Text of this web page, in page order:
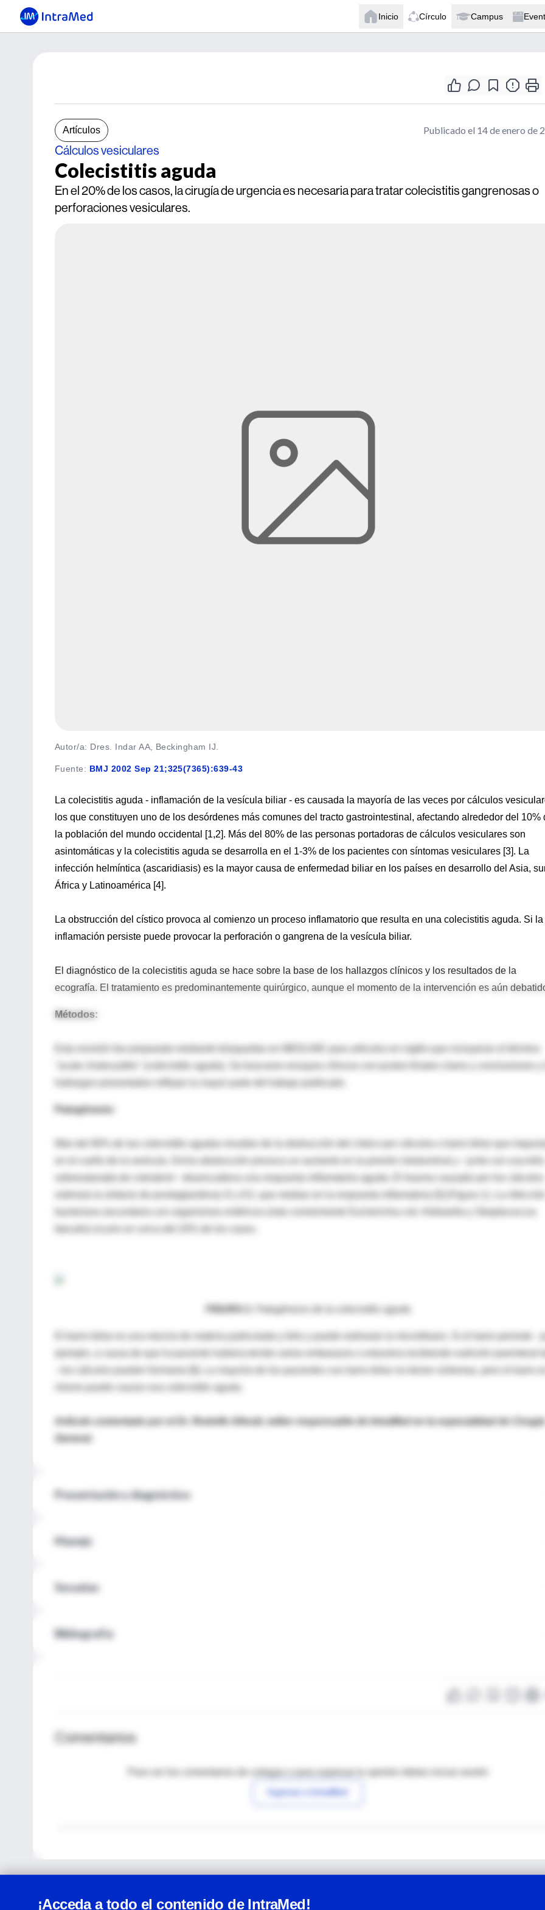
Inicio Círculo Campus
Artículos Publicado el 14 de enero de
Cálculos vesiculares
Colecistitis aguda
En el 20% de los casos, la cirugía de urgencia es necesaria para tratar colecistitis gangrenosas o
perforaciones vesiculares.
Autor/a: Dres. Indar AA, Beckingham IJ.
Fuente: BMJ 2002 Sep 21;325(7365):639-43
La colecistitis aguda - inflamación de la vesícula biliar - es causada la mayoría de las veces por cálculos
los que constituyen uno de los desórdenes más comunes del tracto gastrointestinal, afectando alrededor del 10%
la población del mundo occidental [1,2]. Más del 80% de las personas portadoras de cálculos vesiculares son
asintomáticas y la colecistitis aguda se desarrolla en el 1-3% de los pacientes con síntomas vesiculares [3]. La
infección helmíntica (ascaridiasis) es la mayor causa de enfermedad biliar en los países en desarrollo del Asia,
África y Latinoamérica [4].
La obstrucción del cístico provoca al comienzo un proceso inflamatorio que resulta en una colecistitis aguda. Si la
inflamación persiste puede provocar la perforación o gangrena de la vesícula biliar.
El diagnóstico de la colecistitis aguda se hace sobre la base de los hallazgos clínicos y los resultados de la
ecografía. El tratamiento es predominantemente quirúrgico, aunque el momento de la intervención es aún
Métodos:
Esta revisión fue preparada mediante búsquedas en MEDLINE para artículos en inglés que incluyeran el término
"acute cholecystitis" (colecistitis aguda). Se buscaron ensayos clínicos con puntos finales claros y conclusiones y
hallazgos presentados reflejan la mayor parte del trabajo publicado.
Patogénesis:
Más del 90% de las colecistitis agudas resultan de la obstrucción del cístico por cálculos o barro biliar que
sobresaturada de colesterol - desencadena una respuesta inflamatoria aguda. El trauma causado por los cálculos
estimula la síntesis de prostaglandinas I2 y E2, que median en la respuesta inflamatoria [5] (Figura 1). La infección
bacteriana secundaria con organismos entéricos (más comúnmente Escherichia coli, Klebsiella y Streptococcus
: Patogénesis de la colecistitis aguda
- los cálculos pueden formarse [6]. La mayoría de los pacientes con barro biliar no tienen síntomas, pero el barro
mismo puede causar una colecistitis aguda.
Artículo comentado por el Dr. Rodolfo Altrudi, editor responsable de IntraMed en la especialidad de Cirugía
General.
Presentación y diagnóstico
Manejo
Secuelas
Bibliografía
Comentarios
Para ver los comentarios de colegas o para expresar tu opinión debes iniciar sesión
Ingresar a IntraMed
¡Acceda a todo el contenido de IntraMed!